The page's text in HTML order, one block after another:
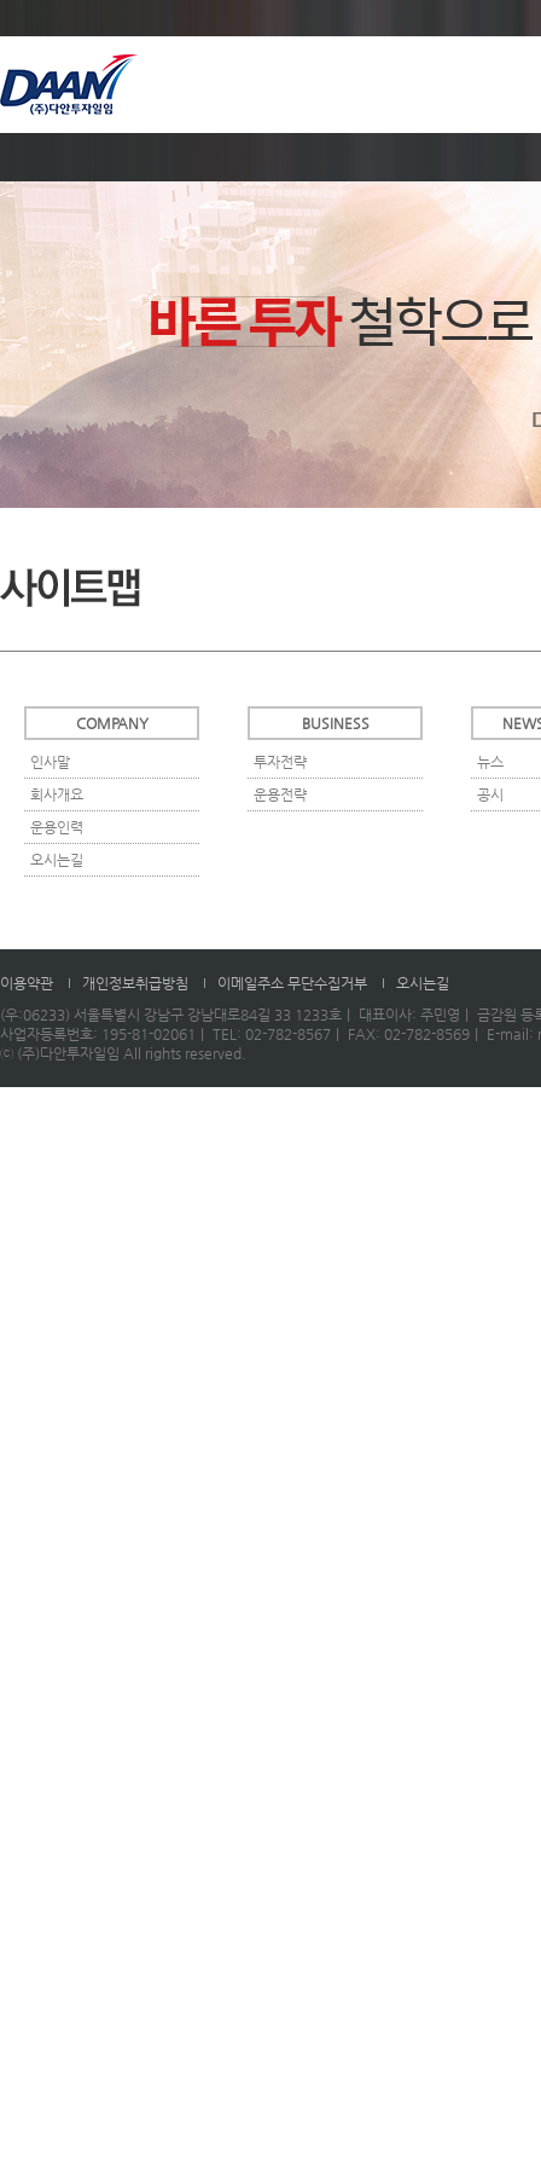
COMPANY
인사말
회사개요
운용인력
오시는길
BUSINESS
투자전략
운용전략
뉴스
공시
이용약관 개인정보취급방침 이메일주소 무단수집거부
오시는길
(우:06233) 서울특별시 강남구 강남대로84길 33 1233호｜ 대표이사: 주민영｜ 금감원
사업자등록번호: 195-81-02061｜ TEL: 02-782-8567｜ FAX: 02-782-8569｜ E-
ⓒ (주)다안투자일임 All rights reserved.